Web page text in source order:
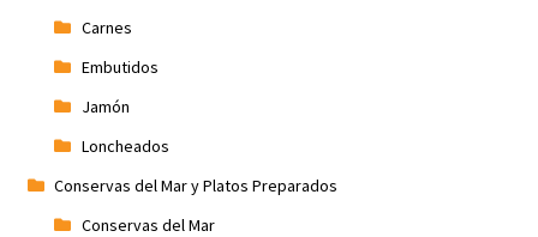
Carnes
Embutidos
Jamón
Loncheados
Conservas del Mar y Platos Preparados
Conservas del Mar